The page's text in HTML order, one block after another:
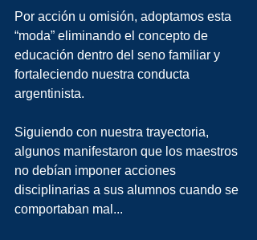
Por acción u omisión, adoptamos esta
“moda” eliminando el concepto de
educación dentro del seno familiar y
fortaleciendo nuestra conducta
argentinista.
Siguiendo con nuestra trayectoria,
algunos manifestaron que los maestros
no debían imponer acciones
disciplinarias a sus alumnos cuando se
comportaban mal...